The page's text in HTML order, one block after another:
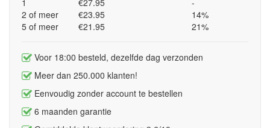
1
2 of meer
5 of meer
€27.95
€23.95
€21.95
-
14%
21%
Voor 18:00 besteld, dezelfde dag verzonden
Meer dan 250.000 klanten!
Eenvoudig zonder account te bestellen
6 maanden garantie